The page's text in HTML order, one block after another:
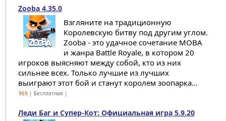
Zooba 4.35.0
Взгляните на традиционную
Королевскую битву под другим углом.
Zooba - это удачное сочетание MOBA
и жанра Battle Royale, в котором 20
игроков выясняют между собой, кто из них
сильнее всех. Только лучшие из лучших
выиграют этот бой и станут королем зоопарка...
969| Бесплатная |
Леди Баг и Супер-Кот: Официальная игра 5.9.20